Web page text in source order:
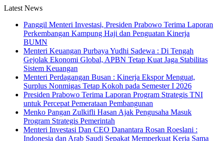
Latest News
Panggil Menteri Investasi, Presiden Prabowo Terima Laporan
Perkembangan Kampung Haji dan Penguatan Kinerja
BUMN
Menteri Keuangan Purbaya Yudhi Sadewa : Di Tengah
Gejolak Ekonomi Global, APBN Tetap Kuat Jaga Stabilitas
Sistem Keuangan
Menteri Perdagangan Busan : Kinerja Ekspor Menguat,
Surplus Nonmigas Tetap Kokoh pada Semester I 2026
Presiden Prabowo Terima Laporan Program Strategis TNI
untuk Percepat Pemerataan Pembangunan
Menko Pangan Zulkifli Hasan Ajak Pengusaha Masuk
Program Strategis Pemerintah
Menteri Investasi Dan CEO Danantara Rosan Roeslani :
Indonesia dan Arab Saudi Sepakat Memperkuat Kerja Sama